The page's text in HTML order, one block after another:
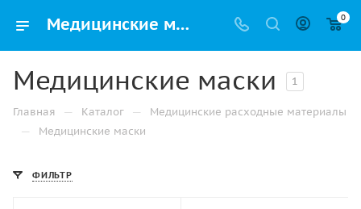
Медицинские маски купить оптом и в розницу в Альметьевске с доставкой 0
Медицинские маски 1
Главная — Каталог — Медицинские расходные материалы
— Медицинские маски
ФИЛЬТР